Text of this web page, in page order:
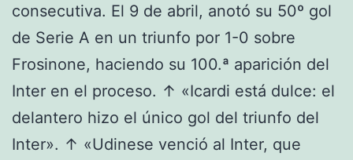
consecutiva. El 9 de abril, anotó su 50º gol
de Serie A en un triunfo por 1-0 sobre
Frosinone, haciendo su 100.ª aparición del
Inter en el proceso. ↑ «Icardi está dulce: el
delantero hizo el único gol del triunfo del
Inter». ↑ «Udinese venció al Inter, que